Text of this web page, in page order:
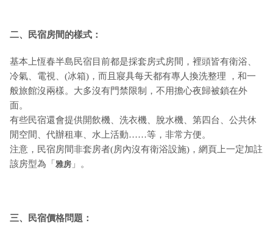
二、民宿房間的樣式：
基本上恆春半島民宿目前都是採套房式房間，裡頭皆有衛浴、
冷氣、電視、(冰箱)，而且寢具每天都有專人換洗整理 ，和一
般旅館沒兩樣。大多沒有門禁限制，不用擔心夜歸被鎖在外
面。
有些民宿還會提供開飲機、洗衣機、脫水機、第四台、公共休
閒空間、代辦租車、水上活動……等，非常方便。
注意，民宿房間非套房者(房內沒有衛浴設施)，網頁上一定加註
該房型為「 雅房 」。
三、民宿價格問題：